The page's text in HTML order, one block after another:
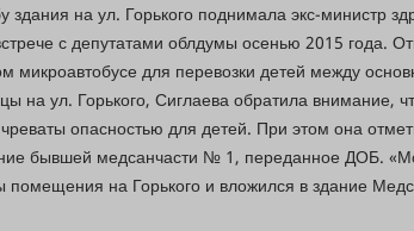
на ул. Горького поднимала экс-министр
с депутатами облдумы осенью 2015 года.
микроавтобусе для перевозки детей между
на ул. Горького, Сиглаева обратила внимание,
опасностью для детей. При этом она
бывшей медсанчасти № 1, переданное ДОБ.
помещения на Горького и вложился в здание